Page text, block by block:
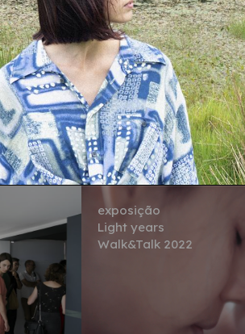
exposição
Light years
Walk&Talk 2022